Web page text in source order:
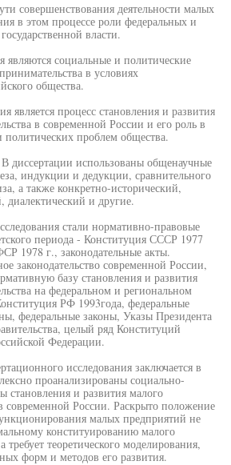
совершенствования деятельности малых
в этом процессе роли федеральных и
власти.
являются социальные и политические
в условиях
общества.
является процесс становления и развития
в современной России и его роль в
проблем общества.
диссертации использованы общенаучные
индукции и дедукции, сравнительного
а также конкретно-исторический,
диалектический и другие.
стали нормативно-правовые
периода - Конституция СССР 1977
1978 г., законодательные акты.
законодательство современной России,
базу становления и развития
на федеральном и региональном
РФ 1993года, федеральные
федеральные законы, Указы Президента
целый ряд Конституций
Федерации.
исследования заключается в
проанализированы социально-
становления и развития малого
современной России. Раскрыто положение
малых предприятий не
конституированию малого
требует теоретического моделирования,
форм и методов его развития.